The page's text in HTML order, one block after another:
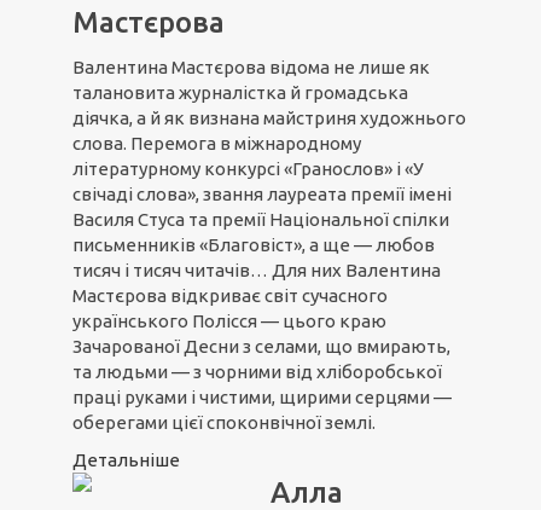
Мастєрова
Валентина Мастєрова відома не лише як
талановита журналістка й громадська
діячка, а й як визнана майстриня художнього
слова. Перемога в міжнародному
літературному конкурсі «Гранослов» і «У
свічаді слова», звання лауреата премії імені
Василя Стуса та премії Національної спілки
письменників «Благовіст», а ще — любов
тисяч і тисяч читачів… Для них Валентина
Мастєрова відкриває світ сучасного
українського Полісся — цього краю
Зачарованої Десни з селами, що вмирають,
та людьми — з чорними від хліборобської
праці руками і чистими, щирими серцями —
оберегами цієї споконвічної землі.
Детальніше
Алла